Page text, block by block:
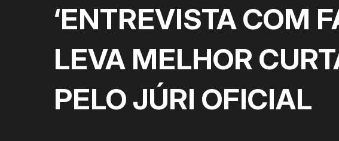
‘ENTREVISTA COM
LEVA MELHOR
PELO JÚRI OFICIAL